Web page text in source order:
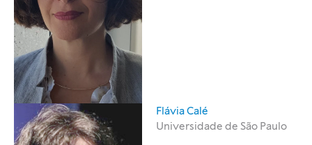
Flávia Calé
Universidade de São Paulo